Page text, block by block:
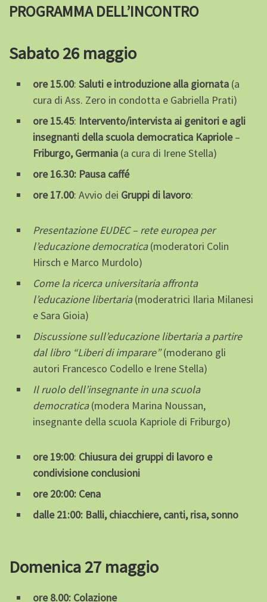
PROGRAMMA DELL’INCONTRO
Sabato 26 maggio
ore 15.00: Saluti e introduzione alla giornata (a
cura di Ass. Zero in condotta e Gabriella Prati)
ore 15.45: Intervento/intervista ai genitori e agli
insegnanti della scuola democratica Kapriole–
Friburgo, Germania (a cura di Irene Stella)
ore 16.30: Pausa caffé
ore 17.00: Avvio dei Gruppi di lavoro:
Presentazione EUDEC – rete europea per
l’educazione democratica(moderatori Colin
Hirsch e Marco Murdolo)
Come la ricerca universitaria affronta
l’educazione libertaria(moderatrici Ilaria Milanesi
e Sara Gioia)
Discussione sull’educazione libertaria a partire
dal libro “Liberi di imparare”(moderano gli
autori Francesco Codello e Irene Stella)
Il ruolo dell’insegnante in una scuola
democratica(modera Marina Noussan,
insegnante della scuola Kapriole di Friburgo)
ore 19:00: Chiusura dei gruppi di lavoro e
condivisione conclusioni
ore 20:00: Cena
dalle 21:00: Balli, chiacchiere, canti, risa, sonno
Domenica 27 maggio
ore 8.00: Colazione